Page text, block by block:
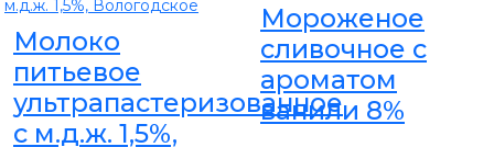
Молоко
питьевое
ультрапастеризованное
с м.д.ж. 1,5%,
Мороженое
сливочное с
ароматом
ванили 8%